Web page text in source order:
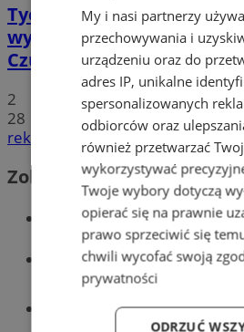
Tychy: Koncert chóralny
wyjątkowe wydarzenie
Czułowie
2
28
reklama
Zobacz również
Wiadomości
Wiadomości lokalne
Części
My i nasi partnerzy
przechowywania i
urządzeniu oraz do
adres IP, unikalne
spersonalizowanych
odbiorców oraz
również przetwarzać
wykorzystywać
Twoje wybory dotyczą
opierać się na prawnie
prawo sprzeciwić się
chwili wycofać swoją
prywatności
ODRZUĆ